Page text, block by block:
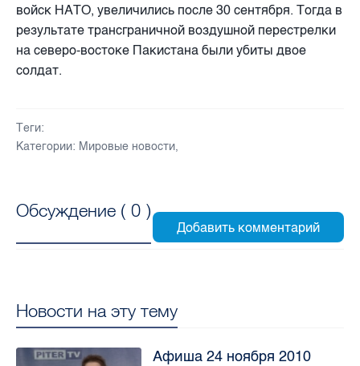
войск НАТО, увеличились после 30 сентября. Тогда в
результате трансграничной воздушной перестрелки
на северо-востоке Пакистана были убиты двое
солдат.
Теги:
Категории: Мировые новости,
Обсуждение ( 0 )
Новости на эту тему
Афиша 24 ноября 2010